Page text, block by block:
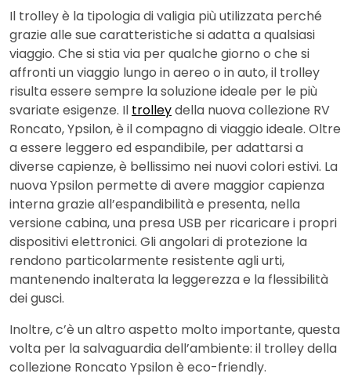
Il trolley è la tipologia di valigia più utilizzata perché
grazie alle sue caratteristiche si adatta a qualsiasi
viaggio. Che si stia via per qualche giorno o che si
affronti un viaggio lungo in aereo o in auto, il trolley
risulta essere sempre la soluzione ideale per le più
svariate esigenze. Il trolleydella nuova collezione RV
Roncato, Ypsilon, è il compagno di viaggio ideale. Oltre
a essere leggero ed espandibile, per adattarsi a
diverse capienze, è bellissimo nei nuovi colori estivi. La
nuova Ypsilon permette di avere maggior capienza
interna grazie all’espandibilità e presenta, nella
versione cabina, una presa USB per ricaricare i propri
dispositivi elettronici. Gli angolari di protezione la
rendono particolarmente resistente agli urti,
mantenendo inalterata la leggerezza e la flessibilità
dei gusci.
Inoltre, c’è un altro aspetto molto importante, questa
volta per la salvaguardia dell’ambiente: il trolley della
collezione Roncato Ypsilon è eco-friendly.